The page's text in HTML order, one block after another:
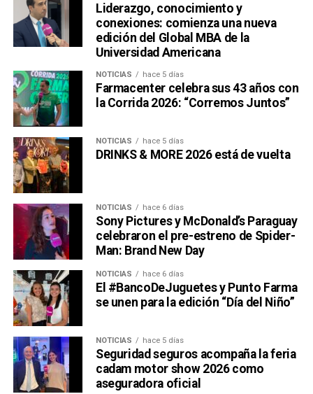
Liderazgo, conocimiento y
conexiones: comienza una nueva
edición del Global MBA de la
Universidad Americana
NOTICIAS hace 5 días
Farmacenter celebra sus 43 años con
la Corrida 2026: “Corremos Juntos”
NOTICIAS hace 5 días
DRINKS & MORE 2026 está de vuelta
NOTICIAS hace 6 días
Sony Pictures y McDonald’s Paraguay
celebraron el pre-estreno de Spider-
Man: Brand New Day
NOTICIAS hace 6 días
El #BancoDeJuguetes y Punto Farma
se unen para la edición “Día del Niño”
NOTICIAS hace 5 días
Seguridad seguros acompaña la feria
cadam motor show 2026 como
aseguradora oficial